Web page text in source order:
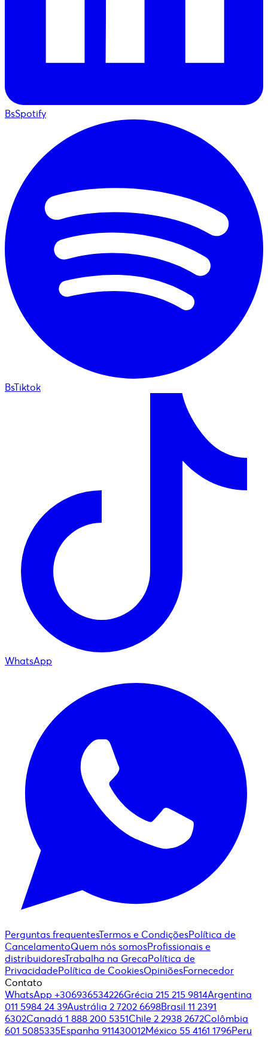
BsSpotify
BsTiktok
WhatsApp
Perguntas frequentesTermos e CondiçõesPolítica de
CancelamentoQuem nós somosProfissionais e
distribuidoresTrabalha na GrecaPolítica de
PrivacidadePolítica de CookiesOpiniõesFornecedor
Contato
WhatsApp +306936534226Grécia 215 215 9814Argentina
011 5984 24 39Austrália 2 7202 6698Brasil 11 2391
6302Canadá 1 888 200 5351Chile 2 2938 2672Colômbia
601 5085335Espanha 911430012México 55 4161 1796Peru